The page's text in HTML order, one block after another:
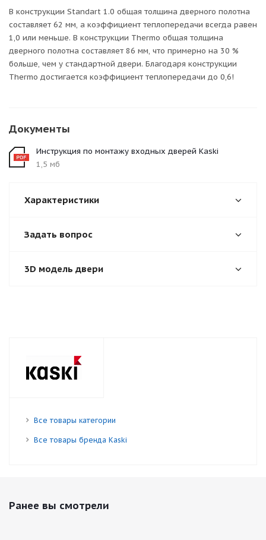
В конструкции Standart 1.0 общая толщина дверного полотна
составляет 62 мм, а коэффициент теплопередачи всегда равен
1,0 или меньше. В конструкции Thermo общая толщина
дверного полотна составляет 86 мм, что примерно на 30 %
больше, чем у стандартной двери. Благодаря конструкции
Thermo достигается коэффициент теплопередачи до 0,6!
Документы
Инструкция по монтажу входных дверей Kaski
1,5 мб
Характеристики
Задать вопрос
3D модель двери
Все товары категории
Все товары бренда Kaski
Ранее вы смотрели